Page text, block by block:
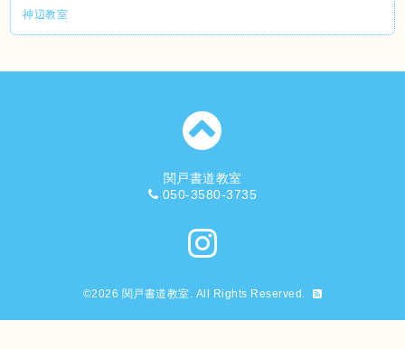
神辺教室
関戸書道教室
050-3580-3735
©2026 関戸書道教室. All Rights Reserved.